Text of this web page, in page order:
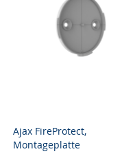
Ajax FireProtect,
Montageplatte